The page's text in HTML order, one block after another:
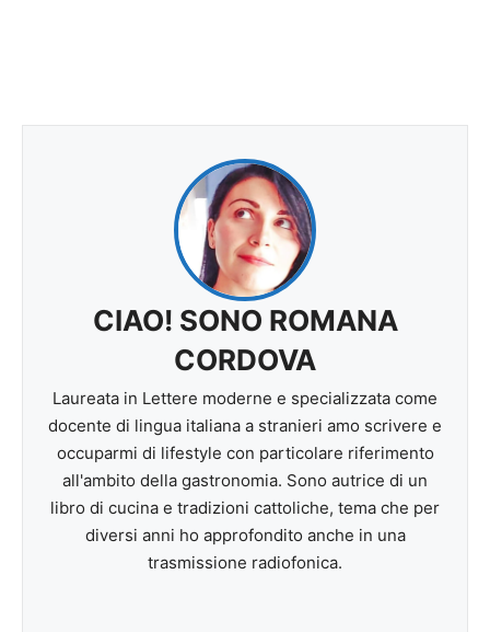
CIAO! SONO ROMANA
CORDOVA
Laureata in Lettere moderne e specializzata come
docente di lingua italiana a stranieri amo scrivere e
occuparmi di lifestyle con particolare riferimento
all'ambito della gastronomia. Sono autrice di un
libro di cucina e tradizioni cattoliche, tema che per
diversi anni ho approfondito anche in una
trasmissione radiofonica.